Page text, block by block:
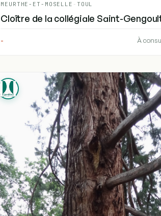
MEURTHE-ET-MOSELLE - TOUL
Cloître de la collégiale Saint-
- À